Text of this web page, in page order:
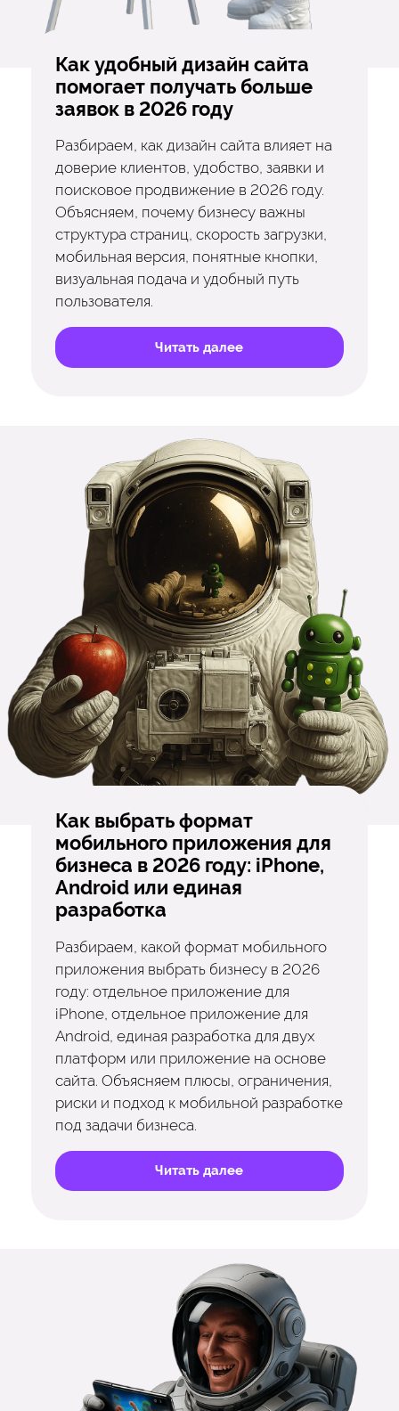
Как удобный дизайн сайта
помогает получать больше
заявок в 2026 году
Разбираем, как дизайн сайта влияет на
доверие клиентов, удобство, заявки и
поисковое продвижение в 2026 году.
Объясняем, почему бизнесу важны
структура страниц, скорость загрузки,
мобильная версия, понятные кнопки,
визуальная подача и удобный путь
пользователя.
Читать далее
Как выбрать формат
мобильного приложения для
бизнеса в 2026 году: iPhone,
Android или единая
разработка
Разбираем, какой формат мобильного
приложения выбрать бизнесу в 2026
году: отдельное приложение для
iPhone, отдельное приложение для
Android, единая разработка для двух
платформ или приложение на основе
сайта. Объясняем плюсы, ограничения,
риски и подход к мобильной разработке
под задачи бизнеса.
Читать далее